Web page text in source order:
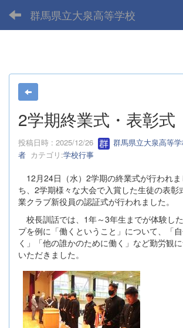
群馬県立大泉高等学校
2学期終業式・表彰式
投稿日時 : 2025/12/26
群馬県立大泉高等
者 カテゴリ:学校行事
12月24日（水）2学期の終業式が行われ
ち、2学期様々な大会で入賞した生徒の表彰
業クラブ新役員の認証式が行われました。
校長訓話では、1年～3年生までが体験し
プを例に「働くということ」について、「
く」「他の誰かのために働く」など勤労観
いただきました。